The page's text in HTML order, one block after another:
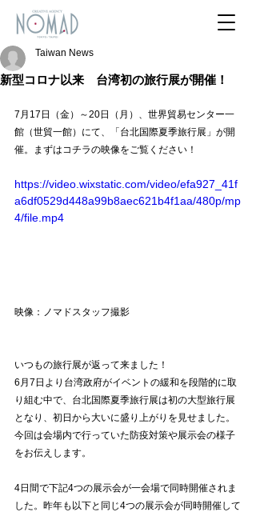
新型コロナ以来 台湾初の旅行展が開催！
Taiwan News
7月17日（金）～20日（月）、世界貿易センター一
館（世貿一館）にて、「台北国際夏季旅行展」が開
催。まずはコチラの映像をご覧ください！
https://video.wixstatic.com/video/efa927_41f
a6df0529d448a99b8aec621b4f1aa/480p/mp
4/file.mp4
映像：ノマドスタッフ撮影
いつもの旅行展が返って来ました！
6月7日より台湾政府がイベントの緩和を段階的に取
り組む中で、台北国際夏季旅行展は初の大型旅行展
となり、初日から大いに盛り上がりを見せました。
今回は会場内で行っていた防疫対策や展示会の様子
をお伝えします。
4日間で下記4つの展示会が一会場で同時開催されま
した。昨年も以下と同じ4つの展示会が同時開催して